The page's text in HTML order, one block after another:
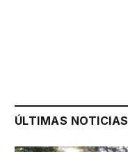
ÚLTIMAS NOTICIAS